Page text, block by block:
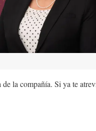
la compañía. Si ya te